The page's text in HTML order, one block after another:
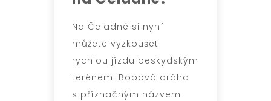
Na Čeladné si nyní
můžete vyzkoušet
rychlou jízdu beskydským
terénem. Bobová dráha
s příznačným názvem